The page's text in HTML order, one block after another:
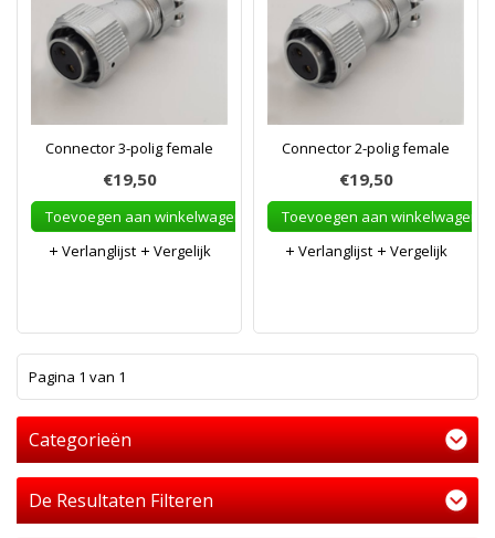
Connector 3-polig female
€19,50
Toevoegen aan winkelwagen
Verlanglijst
Vergelijk
Connector 2-polig female
€19,50
Toevoegen aan winkelwagen
Verlanglijst
Vergelijk
Pagina 1 van 1
Categorieën
De Resultaten Filteren